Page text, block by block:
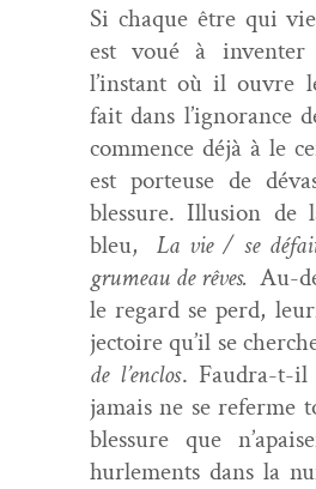
Si chaque être qui
est voué à inven­ter
l’instant où il ouvre
fait dans l’ignorance
com­mence déjà à le
est por­teuse de
blessure. Illu­sion de
bleu, La vie / se
grumeau de rêves.Au-
le regard se perd,
jec­toire qu’il se
de l’enclos. Fau­dra-t-il
jamais ne se referme
blessure que
hurlements dans la